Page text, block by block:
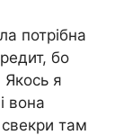
потрібна
бо
я
вона
там